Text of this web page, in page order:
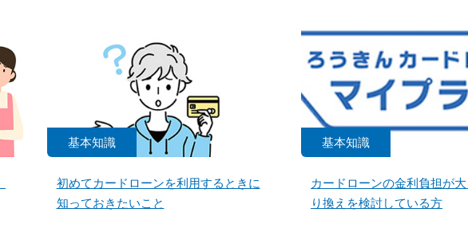
基本知識
初めてカードローンを利用するときに
知っておきたいこと
基本知識
カードローンの金利負担が
り換えを検討している方